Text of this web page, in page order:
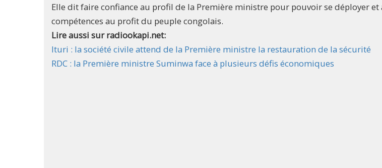
Elle dit faire confiance au profil de la Première ministre pour pouvoir se déployer et
compétences au profit du peuple congolais.
Lire aussi sur radiookapi.net:
Ituri : la société civile attend de la Première ministre la restauration de la sécurité
RDC : la Première ministre Suminwa face à plusieurs défis économiques